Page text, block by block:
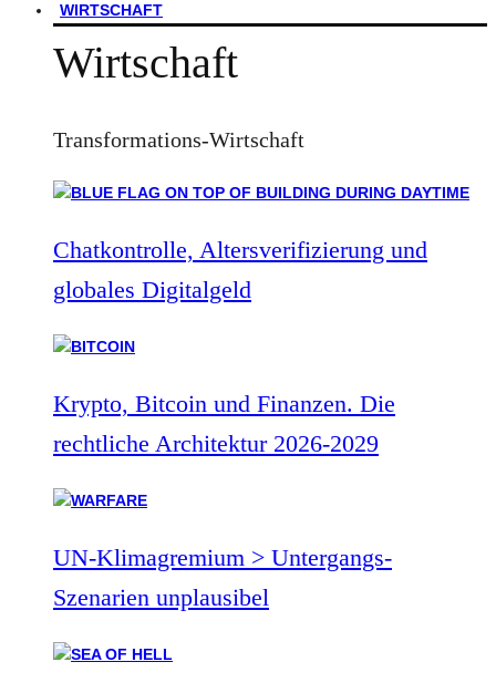
WIRTSCHAFT
Wirtschaft
Transformations-Wirtschaft
Chatkontrolle, Altersverifizierung und
globales Digitalgeld
Krypto, Bitcoin und Finanzen. Die
rechtliche Architektur 2026-2029
UN-Klimagremium > Untergangs-
Szenarien unplausibel